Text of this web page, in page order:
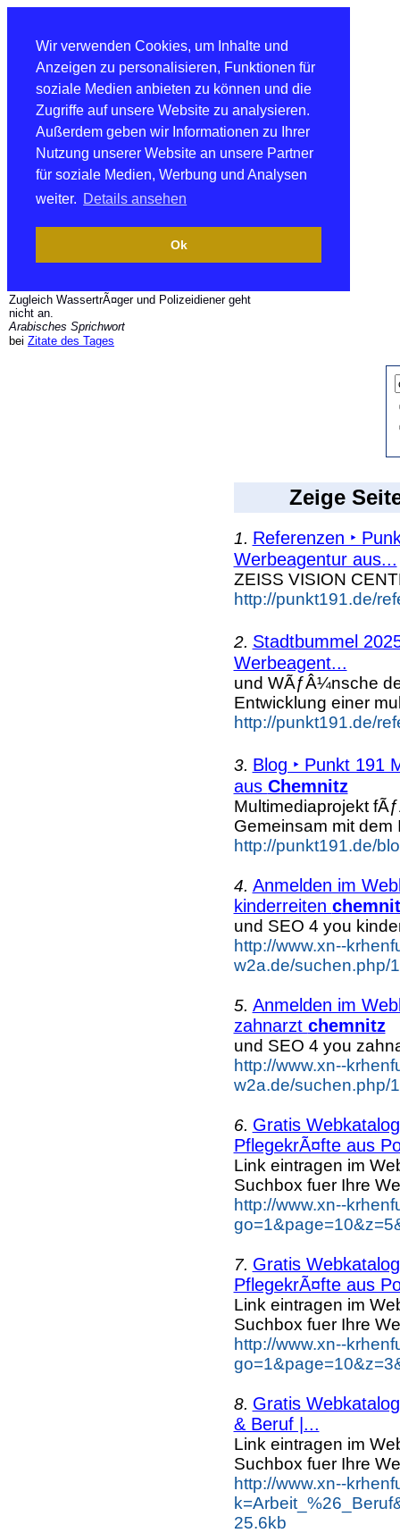
Wir verwenden Cookies, um Inhalte und
Anzeigen zu personalisieren, Funktionen für
soziale Medien anbieten zu können und die
Zugriffe auf unsere Website zu analysieren.
Außerdem geben wir Informationen zu Ihrer
Nutzung unserer Website an unsere Partner
für soziale Medien, Werbung und Analysen
weiter. Details ansehen
Ok
Zugleich WassertrÃ¤ger und Polizeidiener geht
nicht an.
Arabisches Sprichwort
bei Zitate des Tages
Zeige
1. Referenzen ‣
Werbeagentur aus...
ZEISS VISION
http://punkt191.de/
2. Stadtbummel
Werbeagent...
und WÃƒÂ¼nsche
Entwicklung einer
http://punkt191.de/
3. Blog ‣ Punkt 191
aus Chemnitz
Multimediaprojekt
Gemeinsam mit dem
http://punkt191.de/
4. Anmelden im
kinderreiten
und SEO 4 you
http://www.xn--
w2a.de/suchen.php/
5. Anmelden im
zahnarzt chemnitz
und SEO 4 you
http://www.xn--
w2a.de/suchen.php/
6. Gratis
PflegekrÃ¤fte aus
Link eintragen im
Suchbox fuer Ihre
http://www.xn--
7. Gratis
PflegekrÃ¤fte aus
Link eintragen im
Suchbox fuer Ihre
http://www.xn--
8. Gratis
& Beruf |...
Link eintragen im
Suchbox fuer Ihre
http://www.xn--
25.6kb